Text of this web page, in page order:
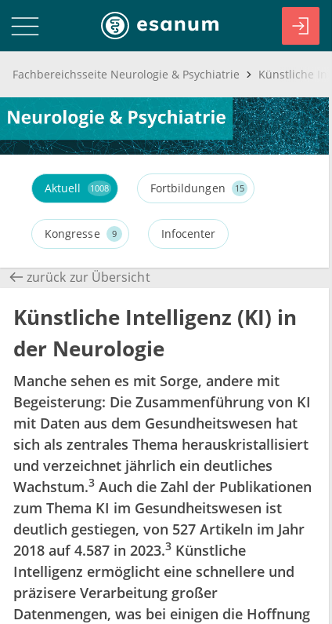
Fachbereichsseite Neurologie & Psychiatrie Künstliche
Aktuell 1008 Fortbildungen 15
Kongresse 9 Infocenter
zurück zur Übersicht
Künstliche Intelligenz (KI) in
der Neurologie
Manche sehen es mit Sorge, andere mit
Begeisterung: Die Zusammenführung von KI
mit Daten aus dem Gesundheitswesen hat
sich als zentrales Thema herauskristallisiert
und verzeichnet jährlich ein deutliches
Wachstum.3 Auch die Zahl der Publikationen
zum Thema KI im Gesundheitswesen ist
deutlich gestiegen, von 527 Artikeln im Jahr
2018 auf 4.587 in 2023.3 Künstliche
Intelligenz ermöglicht eine schnellere und
präzisere Verarbeitung großer
Datenmengen, was bei einigen die Hoffnung